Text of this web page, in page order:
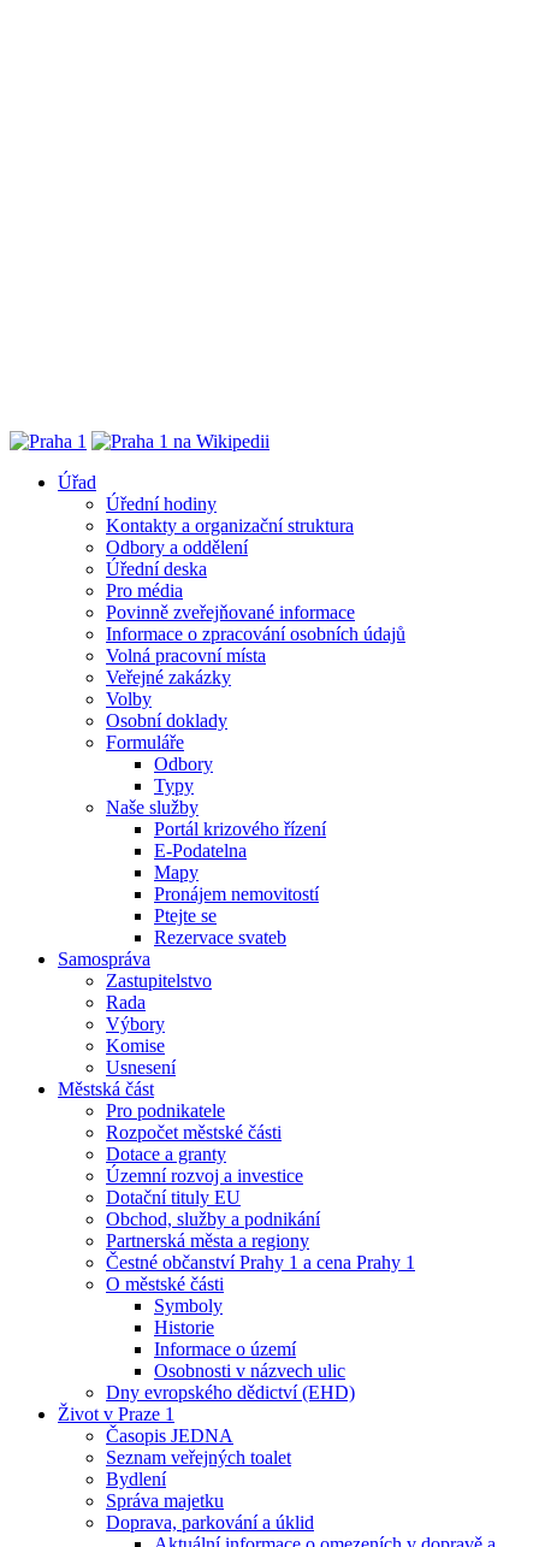
Úřad
Úřední hodiny
Kontakty a organizační struktura
Odbory a oddělení
Úřední deska
Pro média
Povinně zveřejňované informace
Informace o zpracování osobních údajů
Volná pracovní místa
Veřejné zakázky
Volby
Osobní doklady
Formuláře
Odbory
Typy
Naše služby
Portál krizového řízení
E-Podatelna
Mapy
Pronájem nemovitostí
Ptejte se
Rezervace svateb
Samospráva
Zastupitelstvo
Rada
Výbory
Komise
Usnesení
Městská část
Pro podnikatele
Rozpočet městské části
Dotace a granty
Územní rozvoj a investice
Dotační tituly EU
Obchod, služby a podnikání
Partnerská města a regiony
Čestné občanství Prahy 1 a cena Prahy 1
O městské části
Symboly
Historie
Informace o území
Osobnosti v názvech ulic
Dny evropského dědictví (EHD)
Život v Praze 1
Časopis JEDNA
Seznam veřejných toalet
Bydlení
Správa majetku
Doprava, parkování a úklid